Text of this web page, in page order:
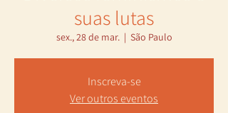
suas lutas
sex., 28 de mar.
  |
São Paulo
Inscreva-se
Ver outros eventos